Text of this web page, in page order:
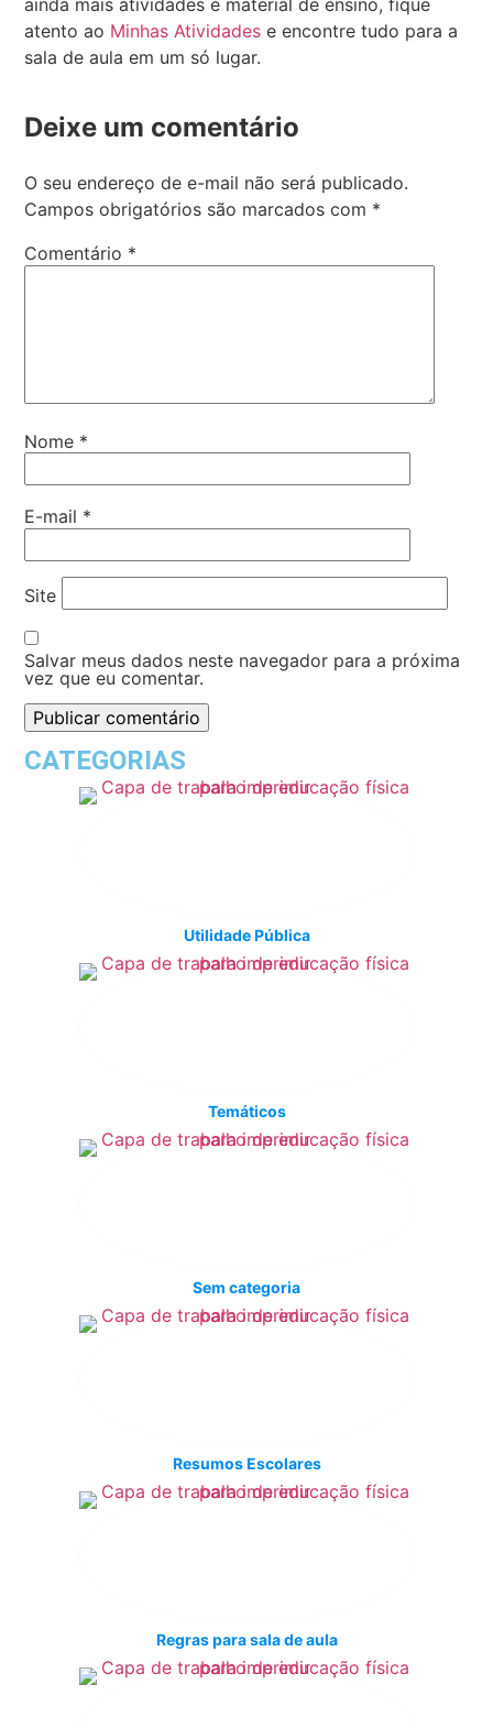
ainda mais atividades e material de ensino, fique
atento ao Minhas Atividades e encontre tudo para a
sala de aula em um só lugar.
Deixe um comentário
O seu endereço de e-mail não será publicado.
Campos obrigatórios são marcados com *
Comentário *
Nome *
E-mail *
Site
Salvar meus dados neste navegador para a próxima
vez que eu comentar.
CATEGORIAS
Utilidade Pública
Temáticos
Sem categoria
Resumos Escolares
Regras para sala de aula